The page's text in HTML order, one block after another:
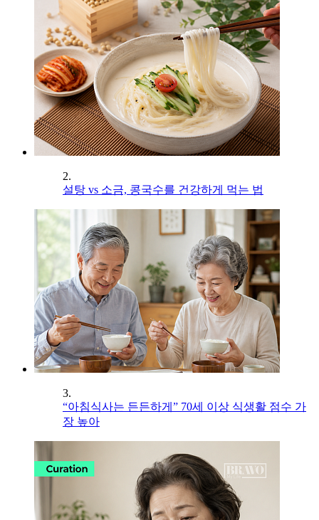
2.
설탕 vs 소금, 콩국수를 건강하게 먹는 법
3.
“아침식사는 든든하게” 70세 이상 식생활 점수 가
장 높아